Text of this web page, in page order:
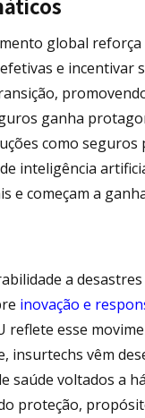
global
e incentivar
ganha
como
inteligência
e começam a
a
inovação e
reflete esse
insurtechs vêm
voltados a
proteção,